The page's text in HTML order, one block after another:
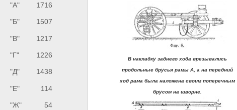
"А" 1716
"Б" 1507
"В" 1217
"Г" 1226
"Д" 1438
"Е" 114
"Ж" 54
В накладку заднего хода врезывались
продольные брусья рамы А, а на передний
ход рама была наложена своим поперечным
брусом на шворне.